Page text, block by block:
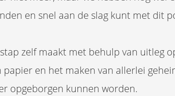
en snel aan de slag kunt met dit
zelf maakt met behulp van uitleg
en het maken van allerlei
opgeborgen kunnen worden.